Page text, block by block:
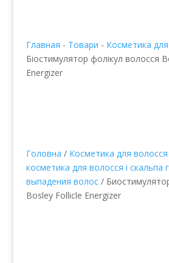
Главная - Товари - Косметика
Біостимулятор фолікул волосся
Energizer
Головна / Косметика для волосся
косметика для волосся і скальпа
выпадения волос/
Bosley Follicle Energizer